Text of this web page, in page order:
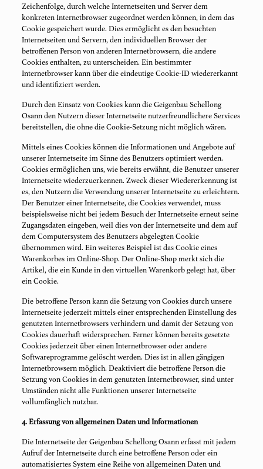
Zeichenfolge, durch welche Internetseiten und Server dem
konkreten Internetbrowser zugeordnet werden können, in dem das
Cookie gespeichert wurde. Dies ermöglicht es den besuchten
Internetseiten und Servern, den individuellen Browser der
betroffenen Person von anderen Internetbrowsern, die andere
Cookies enthalten, zu unterscheiden. Ein bestimmter
Internetbrowser kann über die eindeutige Cookie-ID wiedererkannt
und identifiziert werden.
Durch den Einsatz von Cookies kann die Geigenbau Schellong
Osann den Nutzern dieser Internetseite nutzerfreundlichere Services
bereitstellen, die ohne die Cookie-Setzung nicht möglich wären.
Mittels eines Cookies können die Informationen und Angebote auf
unserer Internetseite im Sinne des Benutzers optimiert werden.
Cookies ermöglichen uns, wie bereits erwähnt, die Benutzer unserer
Internetseite wiederzuerkennen. Zweck dieser Wiedererkennung ist
es, den Nutzern die Verwendung unserer Internetseite zu erleichtern.
Der Benutzer einer Internetseite, die Cookies verwendet, muss
beispielsweise nicht bei jedem Besuch der Internetseite erneut seine
Zugangsdaten eingeben, weil dies von der Internetseite und dem auf
dem Computersystem des Benutzers abgelegten Cookie
übernommen wird. Ein weiteres Beispiel ist das Cookie eines
Warenkorbes im Online-Shop. Der Online-Shop merkt sich die
Artikel, die ein Kunde in den virtuellen Warenkorb gelegt hat, über
ein Cookie.
Die betroffene Person kann die Setzung von Cookies durch unsere
Internetseite jederzeit mittels einer entsprechenden Einstellung des
genutzten Internetbrowsers verhindern und damit der Setzung von
Cookies dauerhaft widersprechen. Ferner können bereits gesetzte
Cookies jederzeit über einen Internetbrowser oder andere
Softwareprogramme gelöscht werden. Dies ist in allen gängigen
Internetbrowsern möglich. Deaktiviert die betroffene Person die
Setzung von Cookies in dem genutzten Internetbrowser, sind unter
Umständen nicht alle Funktionen unserer Internetseite
vollumfänglich nutzbar.
4. Erfassung von allgemeinen Daten und Informationen
Die Internetseite der Geigenbau Schellong Osann erfasst mit jedem
Aufruf der Internetseite durch eine betroffene Person oder ein
automatisiertes System eine Reihe von allgemeinen Daten und